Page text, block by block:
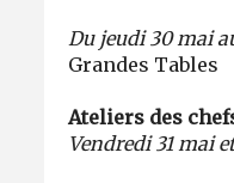
Du jeudi 30 mai
Grandes Tables
Ateliers des
Vendredi 31 mai